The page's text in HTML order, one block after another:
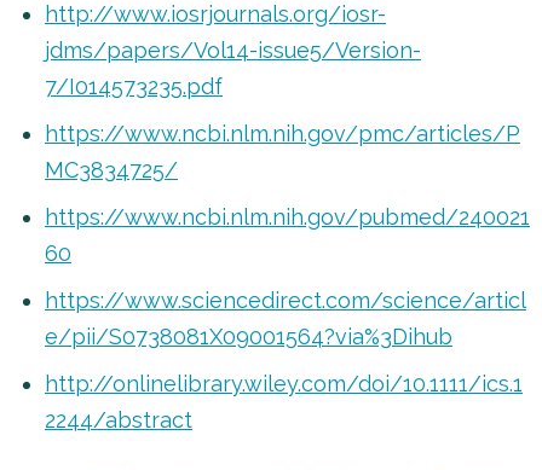
http://www.iosrjournals.org/iosr-
jdms/papers/Vol14-issue5/Version-
7/I014573235.pdf
https://www.ncbi.nlm.nih.gov/pmc/articles/P
MC3834725/
https://www.ncbi.nlm.nih.gov/pubmed/240021
60
https://www.sciencedirect.com/science/articl
e/pii/S0738081X09001564?via%3Dihub
http://onlinelibrary.wiley.com/doi/10.1111/ics.1
2244/abstract